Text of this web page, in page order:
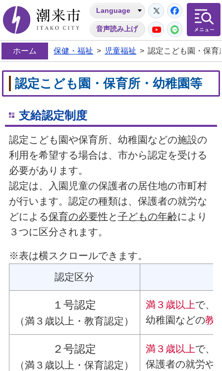
潮来市
Language
音声読み上げ
Twitter
YouTube
LINE
ホーム 保健・福祉 > 児童福祉 > 認定こども園・保育
認定こども園・保育所・幼稚園等
支給認定制度
認定こども園や保育所、幼稚園などの施設の
利用を希望する場合は、市から認定を受ける
必要があります。
認定は、入園児童の保護者の居住地の市町村
が行います。認定の種類は、保護者の就労な
どによる保育の必要性と子どもの年齢により
３つに区分されます。
※表は横スクロールできます。
認定区分
１号認定
（満３歳以上・教育認定）
満３歳以上で、
幼稚園などの教
２号認定
（満３歳以上・保育認定）
満３歳以上で、
保護者の就労や